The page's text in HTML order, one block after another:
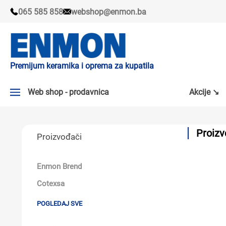
065 585 858 webshop@enmon.ba
Premijum keramika i oprema za kupatila
Web shop - prodavnica
PLOČICE
KADE I TUŠ KABINE
SANITARIJE
Akcije ↘
Proizvođači
Enmon Brend
Cotexsa
POGLEDAJ SVE